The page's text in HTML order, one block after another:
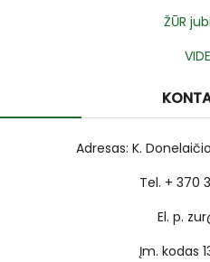
ŽŪR
Adresas: K.
Tel. + 370
El. p.
Įm. kodas